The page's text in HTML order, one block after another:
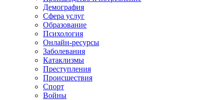
Демография
Сфера услуг
Образование
Психология
Онлайн-ресурсы
Заболевания
Катаклизмы
Преступления
Происшествия
Спорт
Войны